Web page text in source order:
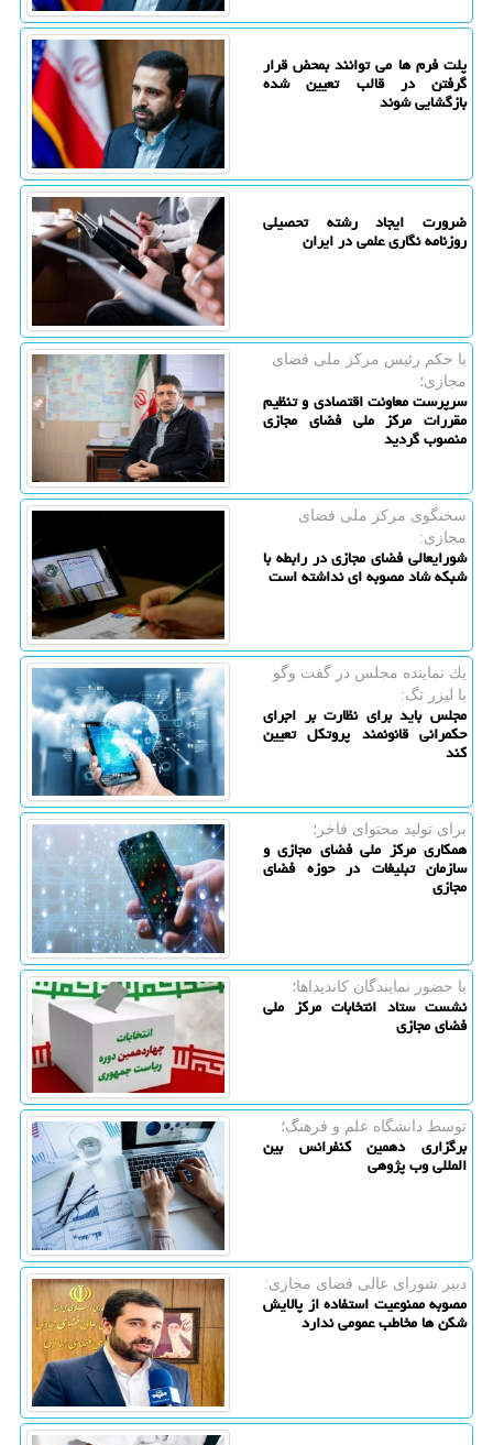
پلت فرم ها می توانند بمحض قرار
گرفتن در قالب تعیین شده
بازگشایی شوند
ضرورت ایجاد رشته تحصیلی
روزنامه نگاری علمی در ایران
با حكم رئیس مركز ملی فضای
مجازی؛
سرپرست معاونت اقتصادی و تنظیم
مقررات مرکز ملی فضای مجازی
منصوب گردید
سخنگوی مركز ملی فضای
مجازی:
شورایعالی فضای مجازی در رابطه با
شبکه شاد مصوبه ای نداشته است
یك نماینده مجلس در گفت وگو
با لیزر تگ:
مجلس باید برای نظارت بر اجرای
حکمرانی قانونمند پروتکل تعیین
کند
برای تولید محتوای فاخر؛
همکاری مرکز ملی فضای مجازی و
سازمان تبلیغات در حوزه فضای
مجازی
با حضور نمایندگان كاندیداها؛
نشست ستاد انتخابات مرکز ملی
فضای مجازی
توسط دانشگاه علم و فرهنگ؛
برگزاری دهمین کنفرانس بین
المللی وب پژوهی
دبیر شورای عالی فضای مجازی:
مصوبه ممنوعیت استفاده از پالایش
شکن ها مخاطب عمومی ندارد